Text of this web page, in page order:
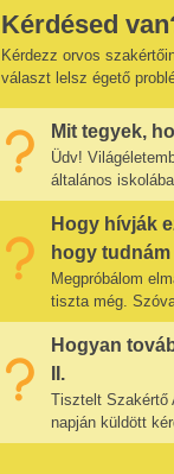
Kérdésed
Kérdezz orvos
választ lelsz égető
Mit tegyek,
Üdv!
általános
Hogy hívják
hogy
Megpróbálom
tiszta még.
Hogyan
II.
Tisztelt Szakértő
napján küldött